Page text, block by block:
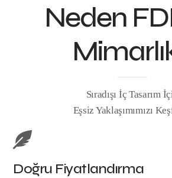
Neden
Sıradışı İç Tasarım
Eşsiz Yaklaşımımızı
Doğru Fiyatlandırma